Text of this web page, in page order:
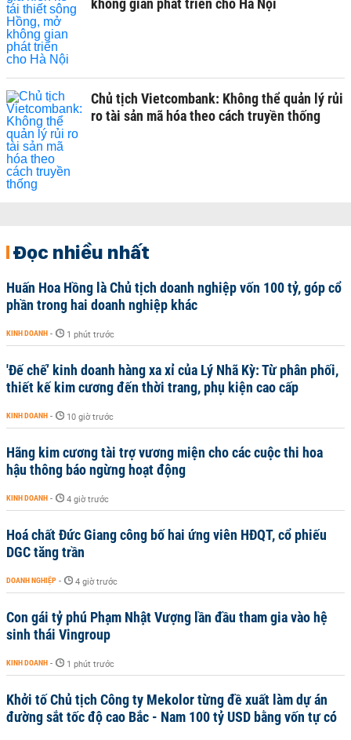
không gian phát triển cho Hà Nội
Chủ tịch Vietcombank: Không thể quản lý rủi
ro tài sản mã hóa theo cách truyền thống
Đọc nhiều nhất
Huấn Hoa Hồng là Chủ tịch doanh nghiệp vốn 100 tỷ, góp cổ
phần trong hai doanh nghiệp khác
KINH DOANH - 1 phút trước
'Đế chế’ kinh doanh hàng xa xỉ của Lý Nhã Kỳ: Từ phân phối,
thiết kế kim cương đến thời trang, phụ kiện cao cấp
KINH DOANH - 10 giờ trước
Hãng kim cương tài trợ vương miện cho các cuộc thi hoa
hậu thông báo ngừng hoạt động
KINH DOANH - 4 giờ trước
Hoá chất Đức Giang công bố hai ứng viên HĐQT, cổ phiếu
DGC tăng trần
DOANH NGHIỆP - 4 giờ trước
Con gái tỷ phú Phạm Nhật Vượng lần đầu tham gia vào hệ
sinh thái Vingroup
KINH DOANH - 1 phút trước
Khởi tố Chủ tịch Công ty Mekolor từng đề xuất làm dự án
đường sắt tốc độ cao Bắc - Nam 100 tỷ USD bằng vốn tự có